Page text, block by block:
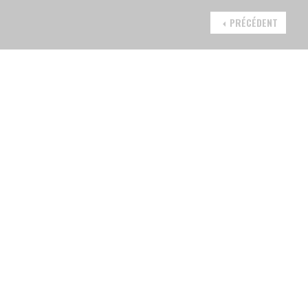
PRÉCÉDENT